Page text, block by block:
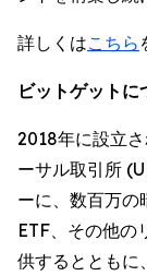
詳しくはこちら
ビットゲットに
2018年に設立さ
ーサル取引所
ーに、数百万の
ETF、その他の
供するとともに、